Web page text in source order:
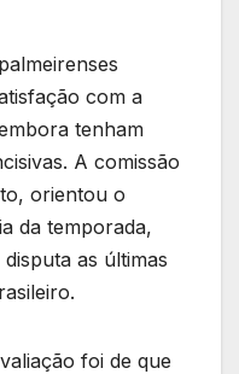
com a
tenham
A comissão
orientou o
da temporada,
as últimas
foi de que